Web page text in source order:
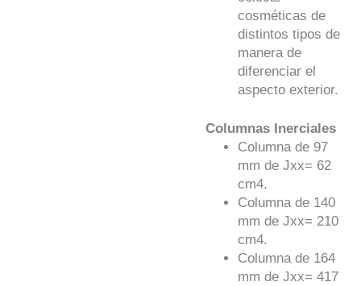
cosméticas de
distintos tipos de
manera de
diferenciar el
aspecto exterior.
Columnas Inerciales
Columna de 97
mm de Jxx= 62
cm4.
Columna de 140
mm de Jxx= 210
cm4.
Columna de 164
mm de Jxx= 417